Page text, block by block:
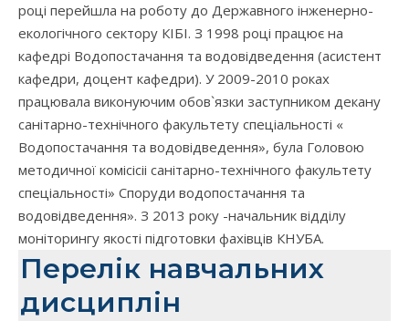
році перейшла на роботу до Державного інженерно-
екологічного сектору КІБІ. З 1998 році працює на
кафедрі Водопостачання та водовідведення (асистент
кафедри, доцент кафедри). У 2009-2010 роках
працювала виконуючим обов`язки заступником декану
санітарно-технічного факультету спеціальності «
Водопостачання та водовідведення», була Головою
методичної комісісіі санітарно-технічного факультету
спеціальності» Споруди водопостачання та
водовідведення». З 2013 року -начальник відділу
моніторингу якості підготовки фахівців КНУБА.
Перелік навчальних
дисциплін